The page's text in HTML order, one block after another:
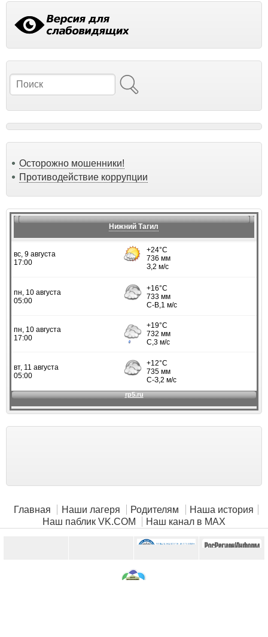
Поиск
Осторожно мошенники!
Противодействие коррупции
Нижний Тагил
Главная Наши лагеря Родителям
Наша история
Наш паблик VK.COM
Наш канал в MAX